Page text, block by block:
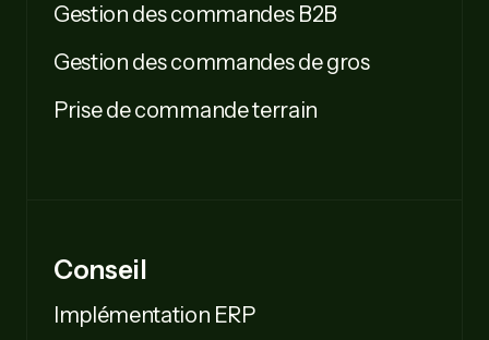
Gestion des commandes B2B
Gestion des commandes de gros
Prise de commande terrain
Conseil
Implémentation ERP